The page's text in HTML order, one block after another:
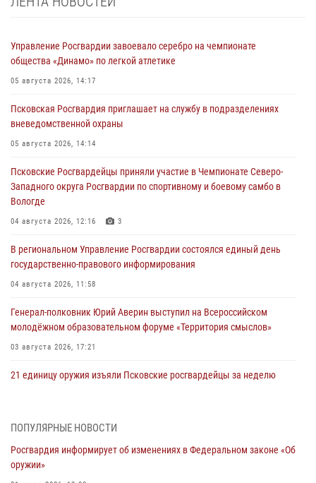
Управление Росгвардии завоевало серебро на чемпионате
общества «Динамо» по легкой атлетике
05 августа 2026, 14:17
Псковская Росгвардия приглашает на службу в подразделениях
вневедомственной охраны
05 августа 2026, 14:14
Псковские Росгвардейцы приняли участие в Чемпионате Северо-
Западного округа Росгвардии по спортивному и боевому самбо в
Вологде
04 августа 2026, 12:16 3
В региональном Управление Росгвардии состоялся единый день
государственно-правового информирования
04 августа 2026, 11:58
Генерал-полковник Юрий Аверин выступил на Всероссийском
молодёжном образовательном форуме «Территория смыслов»
03 августа 2026, 17:21
21 единицу оружия изъяли Псковские росгвардейцы за неделю
Росгвардейцы принимают участие в обеспечении общественной
02 августа 2026, 13:28
ПОПУЛЯРНЫЕ НОВОСТИ
Росгвардия информирует об изменениях в Федеральном законе «Об
оружии»